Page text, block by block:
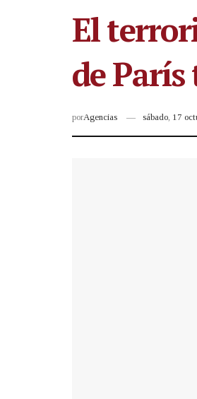
El
de
porAgencias sábado, 17